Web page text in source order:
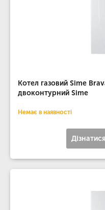
Котел газовий Sime
двоконтурний Sime
Немає в наявності